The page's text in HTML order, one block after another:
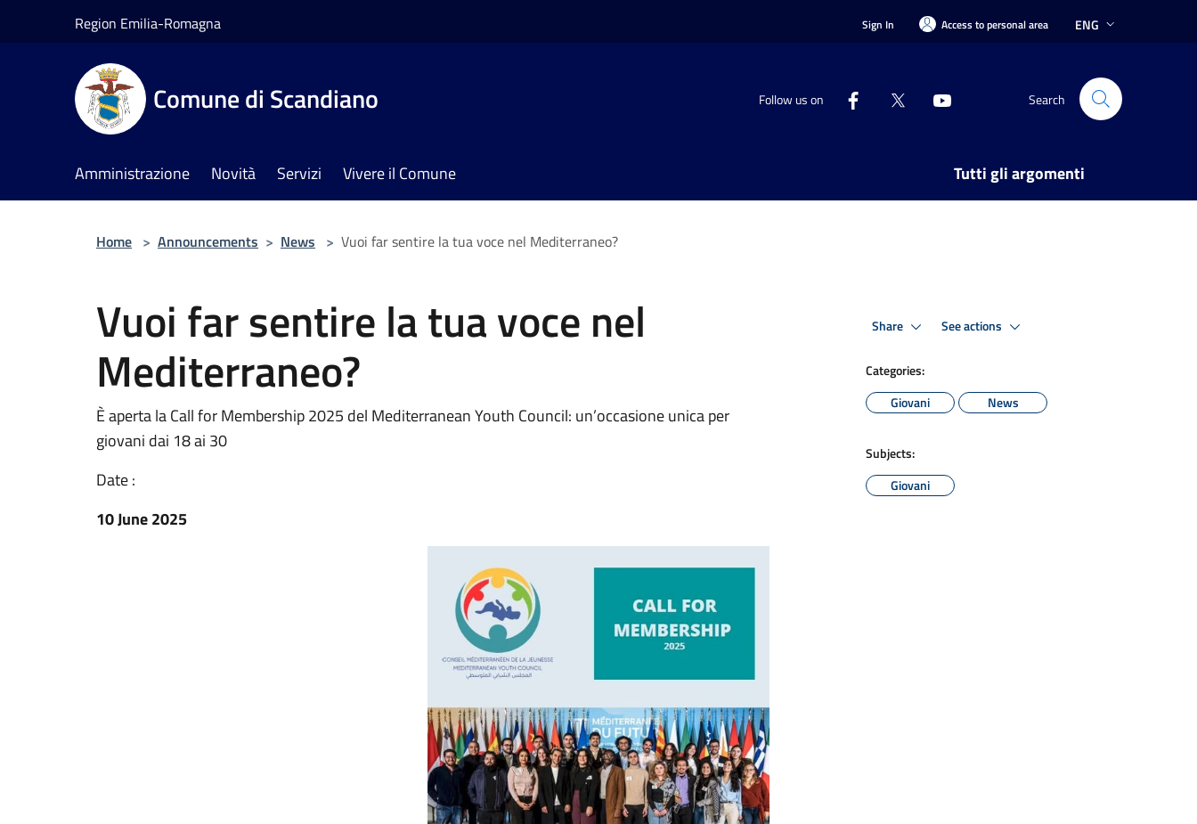
Region Emilia-Romagna Sign In Access to personal area ENG
Comune di Scandiano Follow us on Search
Amministrazione Novità Servizi Vivere il Comune Tutti gli argomenti
Home > Announcements > News > Vuoi far sentire la tua voce nel Mediterraneo?
Vuoi far sentire la tua voce nel
Mediterraneo?
È aperta la Call for Membership 2025 del Mediterranean Youth Council: un’occasione unica per
giovani dai 18 ai 30
Date :
10 June 2025
Share See actions
Categories:
Giovani
News
Subjects:
Giovani